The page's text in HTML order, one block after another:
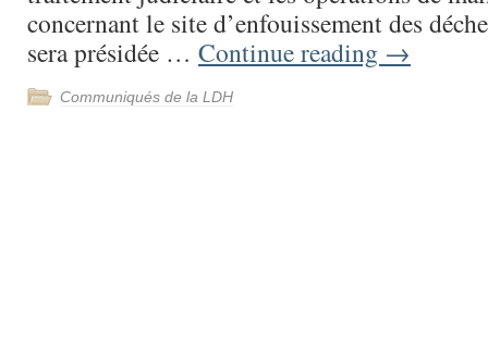
concernant le site d’enfouissement des
sera présidée … Continue reading →
Communiqués de la LDH